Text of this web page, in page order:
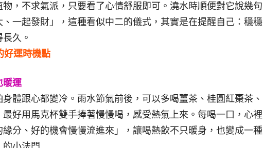
，不求氣派，只要看了心情舒服即可。澆水時順便對它說幾句
一起發財」，這種看似中二的儀式，其實是在提醒自己：穩穩
久。
好運時機點
暖運
體跟心都變冷。雨水節氣前後，可以多喝薑茶、桂圓紅棗茶、
好用馬克杯雙手捧著慢慢喝，感受熱氣上來。每喝一口，心裡
分、好的機會慢慢流進來」，讓喝熱飲不只暖身，也變成一種